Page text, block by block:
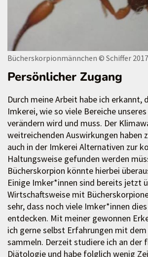
Bücherskorpionmännchen © Schiffer
Persönlicher Zugang
Durch meine Arbeit habe ich erkannt,
Imkerei, wie so viele Bereiche
verändern wird und muss. Der
weitreichenden Auswirkungen haben
auch in der Imkerei Alternativen zur
Haltungsweise gefunden werden
Bücherskorpion könnte hierbei
Einige Imker*innen sind bereits jetzt
Wirtschaftsweise mit
sehr, dass noch viele Imker*innen
entdecken. Mit meiner gewonnen
ich gerne selbst Erfahrungen mit
sammeln. Derzeit studiere ich an der
Diätologie und habe folglich wenig